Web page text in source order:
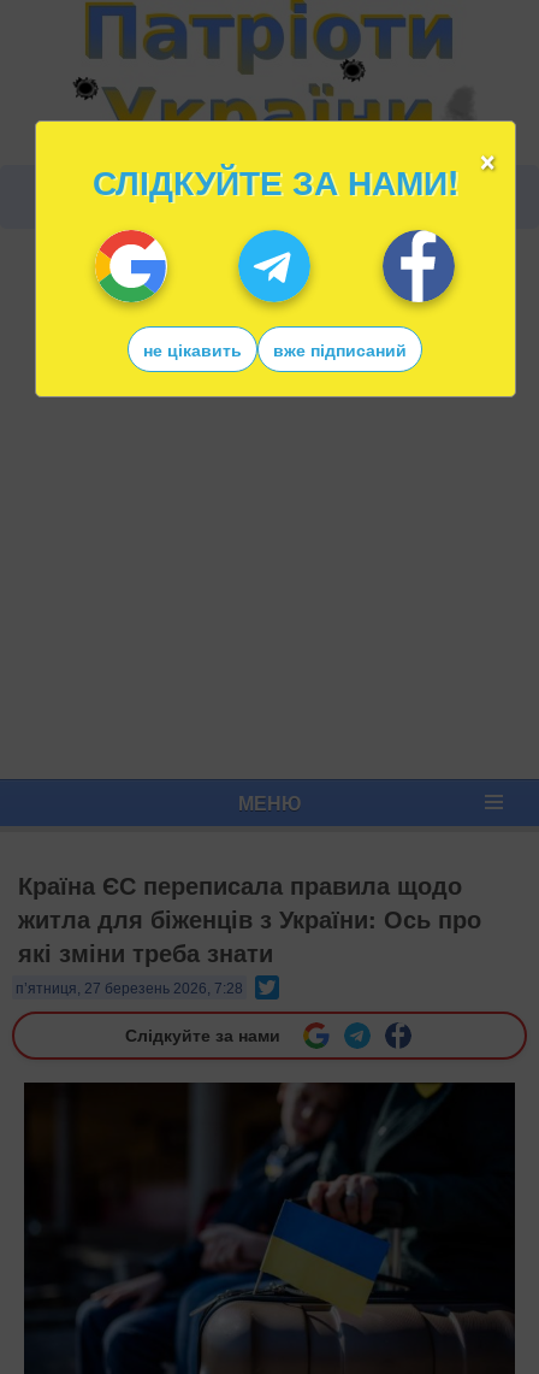
МЕНЮ
Країна ЄС переписала правила щодо
житла для біженців з України: Ось про
які зміни треба знати
п’ятниця, 27 березень 2026, 7:28
Слідкуйте за нами
×
СЛІДКУЙТЕ ЗА НАМИ!
не цікавить вже підписаний